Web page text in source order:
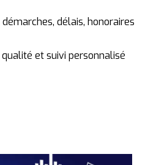
démarches, délais, honoraires
qualité etsuivi personnalisé